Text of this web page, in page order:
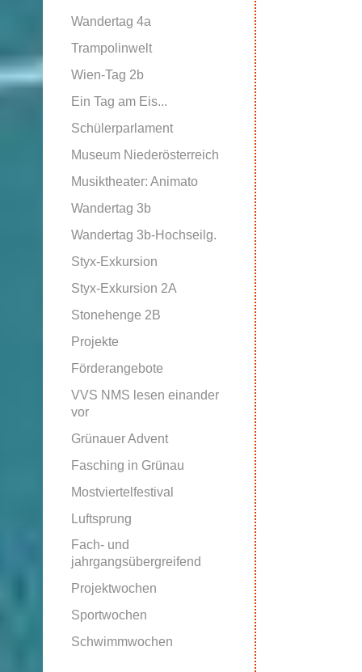
Wandertag 4a
Trampolinwelt
Wien-Tag 2b
Ein Tag am Eis...
Schülerparlament
Museum Niederösterreich
Musiktheater: Animato
Wandertag 3b
Wandertag 3b-Hochseilg.
Styx-Exkursion
Styx-Exkursion 2A
Stonehenge 2B
Projekte
Förderangebote
VVS NMS lesen einander
vor
Grünauer Advent
Fasching in Grünau
Mostviertelfestival
Luftsprung
Fach- und
jahrgangsübergreifend
Projektwochen
Sportwochen
Schwimmwochen